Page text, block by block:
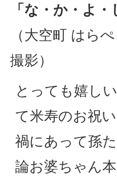
「な・か・よ
（大空町 はら
撮影）
とっても嬉し
て米寿のお祝
禍にあって孫
論お婆ちゃん